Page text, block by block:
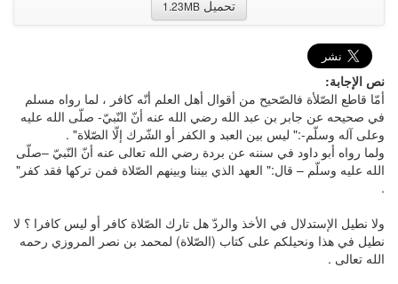
تحميل 1.23MB
نص الإجابة:
أمّا قاطع الصّلأة فالصّحيح من أقوال أهل العلم أنّه كافر ، لما رواه مسلم
في صحيحه عن جابر بن عبد الله رضي الله عنه أنّ النّبيّ- صلّى الله عليه
وعلى آله وسلّم-:" ليس بين العبد و الكفر أو الشّرك إلّا الصّلاة" .
ولما رواه أبو داود في سننه عن بردة رضي الله تعالى عنه أنّ النّبيّ –صلّى
الله عليه وسلّم – قال:" العهد الذي بيننا وبينهم الصّلاة فمن تركها فقد كفر"
.
ولا نطيل الإستدلال في الأخذ والردّ هل تارك الصّلاة كافر أو ليس كافرا ؟ لا
نطيل في هذا ونحيلكم على كتاب (الصّلاة) لمحمد بن نصر المروزي رحمه
الله تعالى .